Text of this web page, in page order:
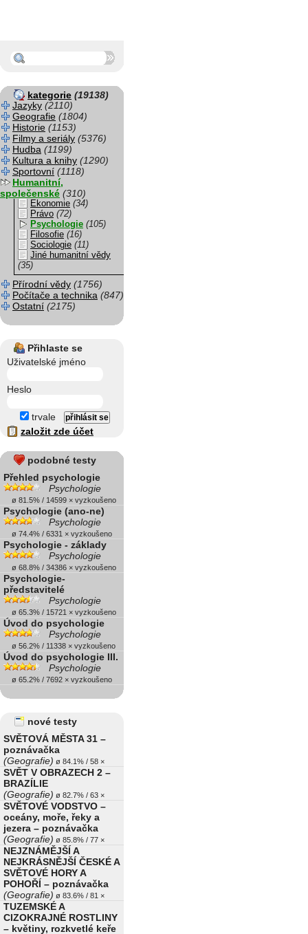
kategorie (19138)
Jazyky (2110)
Geografie (1804)
Historie (1153)
Filmy a seriály (5376)
Hudba (1199)
Kultura a knihy (1290)
Sportovní (1118)
Humanitní,
společenské (310)
Ekonomie (34)
Právo (72)
Psychologie (105)
Filosofie (16)
Sociologie (11)
Jiné humanitní vědy
(35)
Přírodní vědy (1756)
Počítače a technika (847)
Ostatní (2175)
Přihlaste se
Uživatelské jméno
Heslo
trvale
založit zde účet
podobné testy
Přehled psychologie
Psychologie
ø 81.5% / 14599 × vyzkoušeno
Psychologie (ano-ne)
Psychologie
ø 74.4% / 6331 × vyzkoušeno
Psychologie - základy
Psychologie
ø 68.8% / 34386 × vyzkoušeno
Psychologie-
představitelé
Psychologie
ø 65.3% / 15721 × vyzkoušeno
Úvod do psychologie
Psychologie
ø 56.2% / 11338 × vyzkoušeno
Úvod do psychologie III.
Psychologie
ø 65.2% / 7692 × vyzkoušeno
nové testy
SVĚTOVÁ MĚSTA 31 –
poznávačka
(Geografie) ø 84.1% / 58 ×
SVĚT V OBRAZECH 2 –
BRAZÍLIE
(Geografie) ø 82.7% / 63 ×
SVĚTOVÉ VODSTVO –
oceány, moře, řeky a
jezera – poznávačka
(Geografie) ø 85.8% / 77 ×
NEJZNÁMĚJŠÍ A
NEJKRÁSNĚJŠÍ ČESKÉ A
SVĚTOVÉ HORY A
POHOŘÍ – poznávačka
(Geografie) ø 83.6% / 81 ×
TUZEMSKÉ A
CIZOKRAJNÉ ROSTLINY
– květiny, rozkvetlé keře